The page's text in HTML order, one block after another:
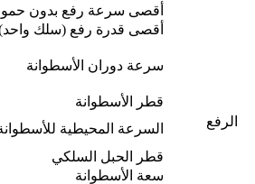
أقصى سرعة رفع بدون
الرفع
أقصى قدرة رفع (سلك
سرعة دوران الأسطوانة
قطر الأسطوانة
السرعة المحيطية
قطر الحبل السلكي
سعة الأسطوانة